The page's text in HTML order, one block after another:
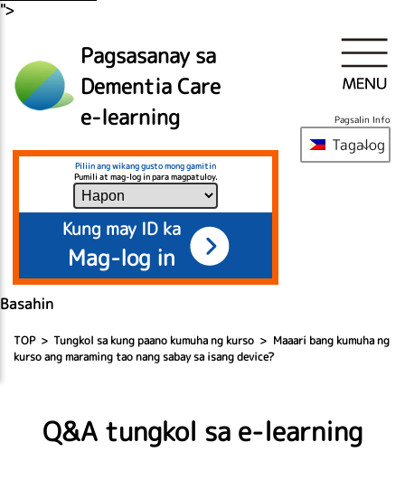
">
Pagsasanay sa
Dementia Care
e-learning
Piliin ang wikang gusto mong gamitin
Pumili at mag-log in para magpatuloy.
Kung may ID ka
Mag-log in
Basahin
Pagsalin Info
Tagalog
TOP Tungkol sa kung paano kumuha ng kurso
Maaari bang kumuha ng
kurso ang maraming tao nang sabay sa isang device?
Q&A tungkol sa e-learning